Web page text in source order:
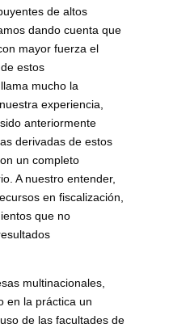
de altos
dando cuenta que
mayor fuerza el
estos
mucho la
experiencia,
anteriormente
derivadas de estos
un completo
A nuestro entender,
en fiscalización,
que no
multinacionales,
en la práctica un
de las facultades de